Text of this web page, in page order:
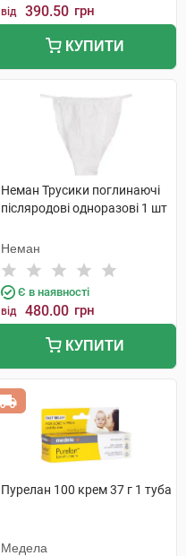
від 390.50 грн
КУПИТИ
Неман Трусики поглинаючі
післяродові одноразові 1 шт
Неман
Є в наявності
від 480.00 грн
КУПИТИ
Пурелан 100 крем 37 г 1 туба
Медела